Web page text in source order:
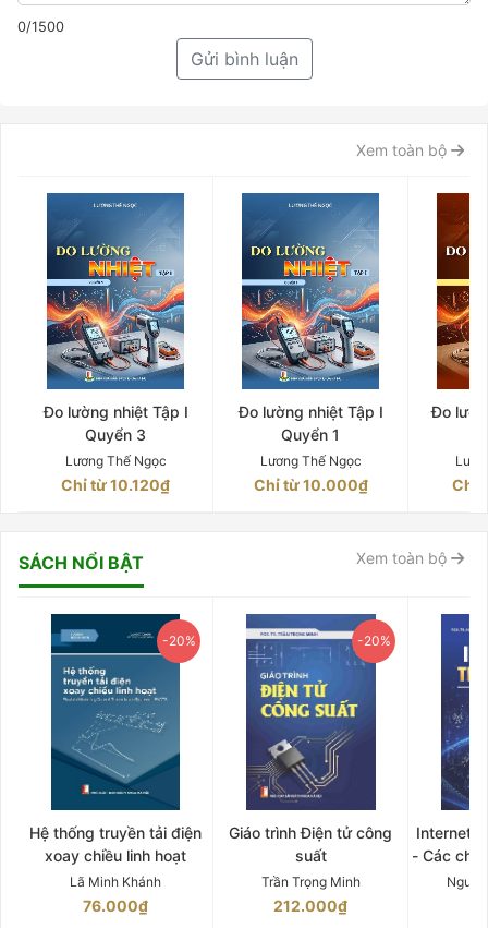
0/1500
Gửi bình luận
Xem toàn bộ
Đo lường nhiệt Tập I
Quyển 3
Lương Thế Ngọc
Chỉ từ 10.120₫
Đo lường nhiệt Tập I
Quyển 1
Lương Thế Ngọc
Chỉ từ 10.000₫
Đo
Chỉ
SÁCH NỔI BẬT Xem toàn bộ
-20%
Hệ thống truyền tải điện
xoay chiều linh hoạt
Lã Minh Khánh
76.000₫
-20%
Giáo trình Điện tử công
suất
Trần Trọng Minh
212.000₫
Internet
- Các